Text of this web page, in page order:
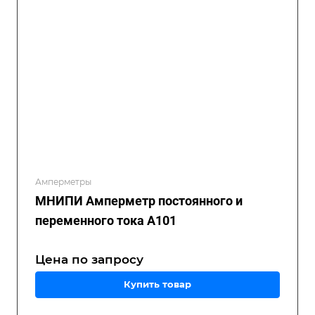
Амперметры
МНИПИ Амперметр постоянного и
переменного тока А101
Цена по запросу
Купить товар